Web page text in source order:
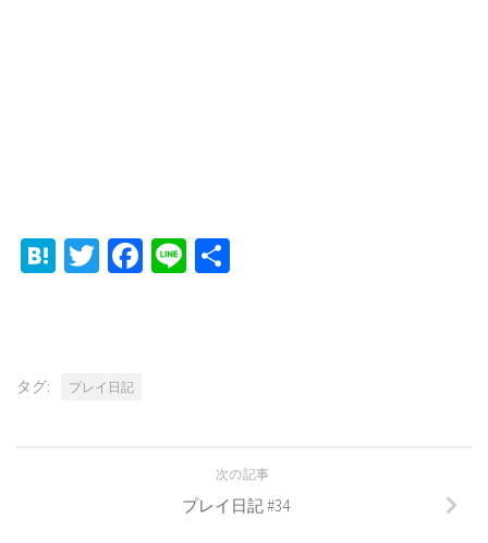
Hatena
TwitterFacebook
Line
タグ: プレイ日記
次の記事
プレイ日記 #34